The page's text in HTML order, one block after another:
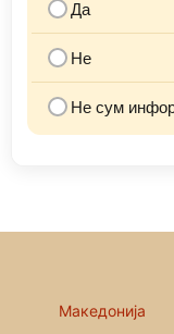
Да
Не
Не сум
Македонија